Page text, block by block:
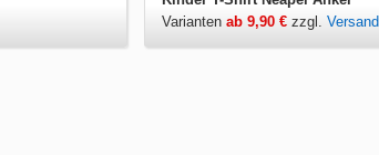
Variantenab 9,90 € zzgl.Versand